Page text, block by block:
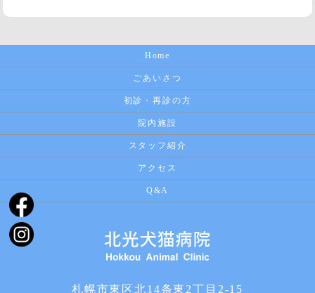
Home
ごあいさつ
初診・再診の方
院内施設
スタッフ紹介
アクセス
Q&A
札幌市東区北14条東2丁目2-15